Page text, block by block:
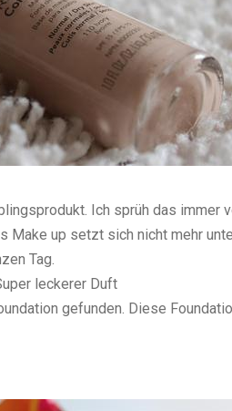
Ich sprüh das immer
Make up setzt sich nicht mehr
Tag.
leckerer Duft
gefunden. Diese